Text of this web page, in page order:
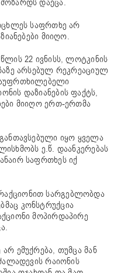
საფრთხე არ
მიიღო.
22 ივნისს, ლოტკინის
არსებულ რეკრეაციულ
დაზიანების ფაქტს,
მიიღო ერთ-ერთმა
იყო ყველა
ე.წ. დაანკერებას
საფრთხეს იქ
სარგებლობდა
კონსტრუქცია
მოპირდაპირე
ემუქრება, თუმცა მან
რაიონის